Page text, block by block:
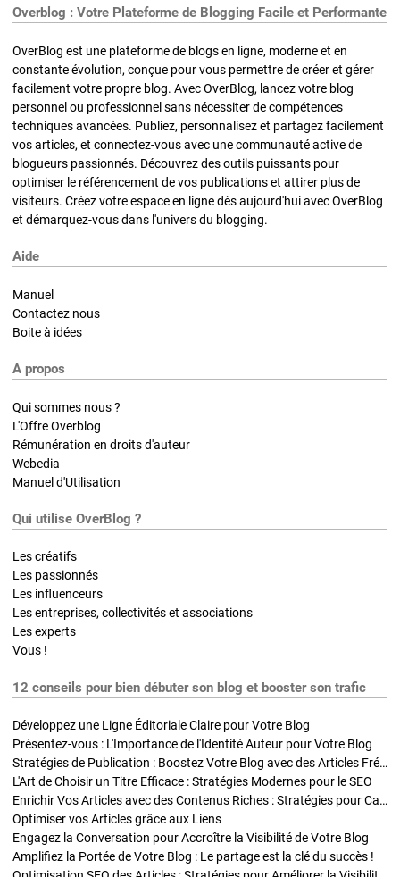
Overblog : Votre Plateforme de Blogging Facile et Performante
OverBlog est une plateforme de blogs en ligne, moderne et en
constante évolution, conçue pour vous permettre de créer et gérer
facilement votre propre blog. Avec OverBlog, lancez votre blog
personnel ou professionnel sans nécessiter de compétences
techniques avancées. Publiez, personnalisez et partagez facilement
vos articles, et connectez-vous avec une communauté active de
blogueurs passionnés. Découvrez des outils puissants pour
optimiser le référencement de vos publications et attirer plus de
visiteurs. Créez votre espace en ligne dès aujourd'hui avec OverBlog
et démarquez-vous dans l'univers du blogging.
Aide
Manuel
Contactez nous
Boite à idées
A propos
Qui sommes nous ?
L'Offre Overblog
Rémunération en droits d'auteur
Webedia
Manuel d'Utilisation
Qui utilise OverBlog ?
Les créatifs
Les passionnés
Les influenceurs
Les entreprises, collectivités et associations
Les experts
Vous !
12 conseils pour bien débuter son blog et booster son trafic
Développez une Ligne Éditoriale Claire pour Votre Blog
Présentez-vous : L'Importance de l'Identité Auteur pour Votre Blog
Stratégies de Publication : Boostez Votre Blog avec des Articles Fréquents et Exclusifs
L'Art de Choisir un Titre Efficace : Stratégies Modernes pour le SEO
Enrichir Vos Articles avec des Contenus Riches : Stratégies pour Captiver et Optimiser
Optimiser vos Articles grâce aux Liens
Engagez la Conversation pour Accroître la Visibilité de Votre Blog
Amplifiez la Portée de Votre Blog : Le partage est la clé du succès !